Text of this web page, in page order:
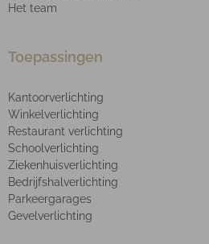
Het team
Toepassingen
Kantoorverlichting
Winkelverlichting
Restaurant verlichting
Schoolverlichting
Ziekenhuisverlichting
Bedrijfshalverlichting
Parkeergarages
Gevelverlichting